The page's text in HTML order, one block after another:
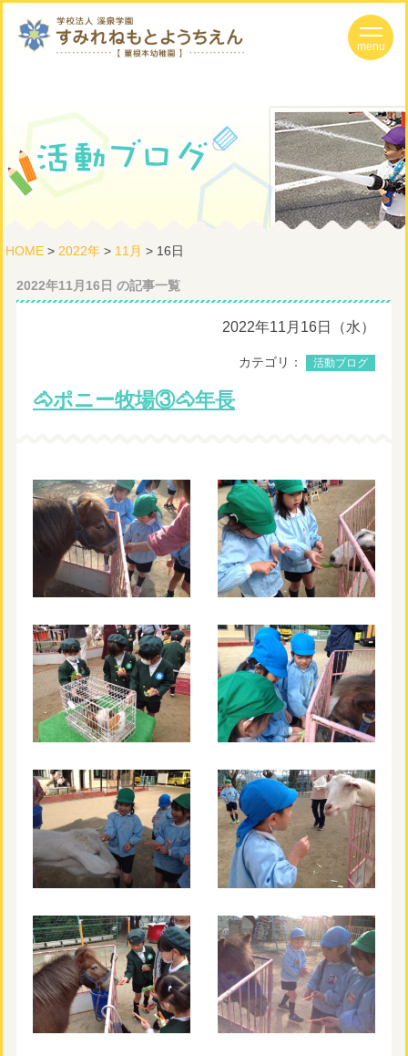
HOME> 2022年> 11月 > 16日
2022年11月16日 の記事一覧
2022年11月16日（水）
カテゴリ： 活動ブログ
🐴ポニー牧場③🐴年長